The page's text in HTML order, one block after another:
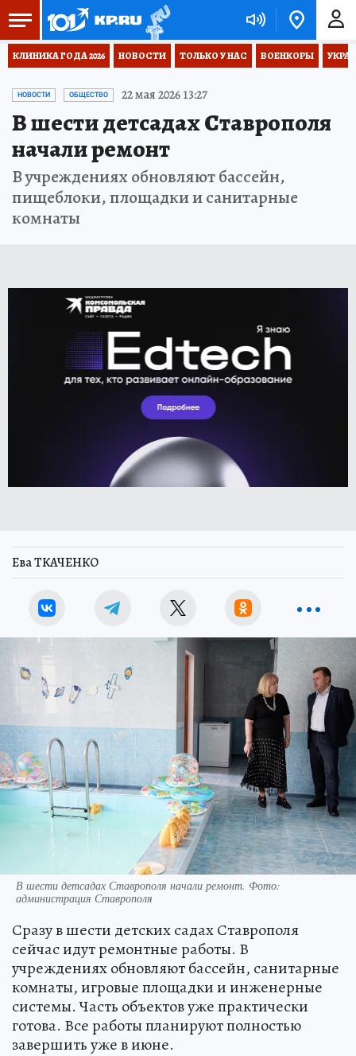
КЛИНИКА ГОДА 2026 НОВОСТИ ТОЛЬКО У НАС ВОЕНКОРЫ
НОВОСТИ ОБЩЕСТВО 22 мая 2026 13:27
В шести детсадах Ставрополя
начали ремонт
В учреждениях обновляют бассейн,
пищеблоки, площадки и санитарные
комнаты
Ева ТКАЧЕНКО
В шести детсадах Ставрополя начали ремонт. Фото:
администрация Ставрополя
Сразу в шести детских садах Ставрополя
сейчас идут ремонтные работы. В
учреждениях обновляют бассейн, санитарные
комнаты, игровые площадки и инженерные
системы. Часть объектов уже практически
готова. Все работы планируют полностью
завершить уже в июне.